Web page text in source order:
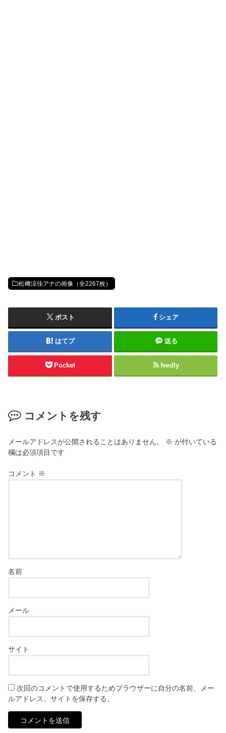
松﨑涼佳アナの画像（全2267枚）
ポスト シェア
はてブ 送る
Pocket feedly
コメントを残す
メールアドレスが公開されることはありません。 ※ が付いている
欄は必須項目です
コメント ※
名前
メール
サイト
次回のコメントで使用するためブラウザーに自分の名前、メー
ルアドレス、サイトを保存する。